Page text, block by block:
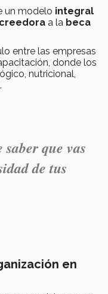
un modelo integral
a la beca
entre las empresas
donde los
nutricional,
que vas
de tus
en